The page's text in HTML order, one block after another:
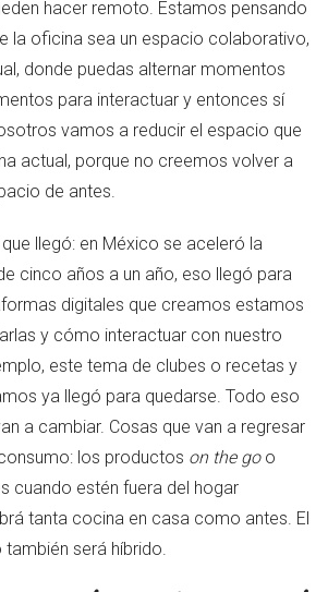
hacer remoto. Estamos pensando
la oficina sea un espacio colaborativo,
donde puedas alternar momentos
para interactuar y entonces sí
vamos a reducir el espacio que
actual, porque no creemos volver a
de antes.
llegó: en México se aceleró la
cinco años a un año, eso llegó para
digitales que creamos estamos
y cómo interactuar con nuestro
este tema de clubes o recetas y
ya llegó para quedarse. Todo eso
a cambiar. Cosas que van a regresar
los productos on the goo
cuando estén fuera del hogar
tanta cocina en casa como antes. El
será híbrido.